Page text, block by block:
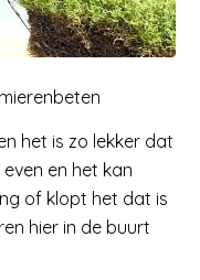
het is zo lekker dat
en het kan
of klopt het dat is
hier in de buurt